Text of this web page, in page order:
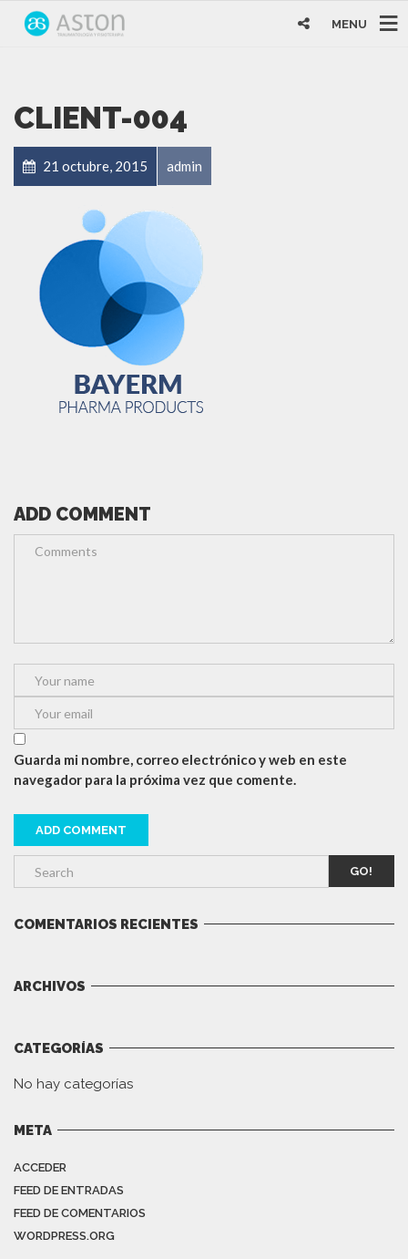
MENU
CLIENT-004
21 octubre, 2015 admin
ADD COMMENT
Guarda mi nombre, correo electrónico y web en este
navegador para la próxima vez que comente.
GO!
COMENTARIOS RECIENTES
ARCHIVOS
CATEGORÍAS
No hay categorías
META
ACCEDER
FEED DE ENTRADAS
FEED DE COMENTARIOS
WORDPRESS.ORG